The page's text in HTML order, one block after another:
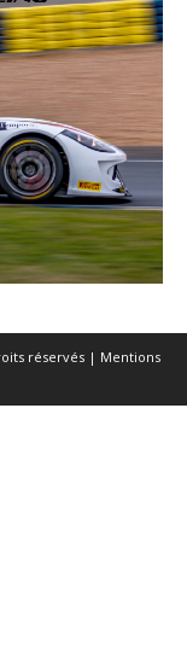
réservés | Mentions